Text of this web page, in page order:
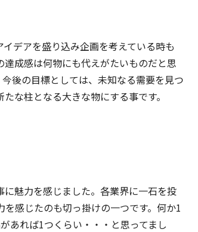
デアを盛り込み企画を考えている時も
成感は何物にも代えがたいものだと思
後の目標としては、未知なる需要を見つ
な柱となる大きな物にする事です。
魅力を感じました。各業界に一石を投
感じたのも切っ掛けの一つです。何か1
あれば1つくらい・・・と思ってまし